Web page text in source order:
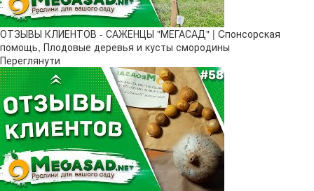
ОТЗЫВЫ КЛИЕНТОВ - САЖЕНЦЫ "МЕГАСАД" | Cпонсорская
помощь, Плодовые деревья и кусты смородины
Переглянути